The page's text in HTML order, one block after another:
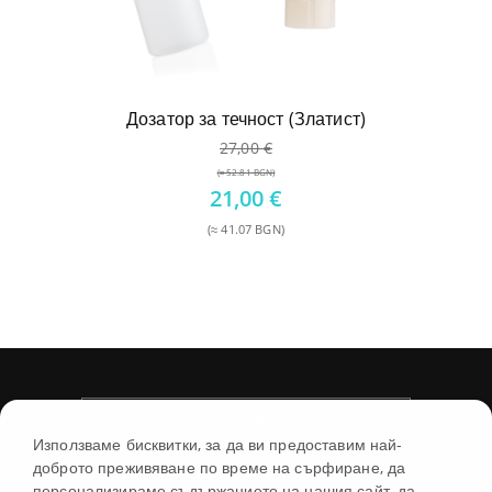
Дозатор за течност (Златист)
27,00€
(≈ 52.81 BGN)
Original
price
was:
21,00€
(≈ 41.07 BGN)
МАГАЗИН
Използваме бисквитки, за да ви предоставим най-
доброто преживяване по време на сърфиране, да